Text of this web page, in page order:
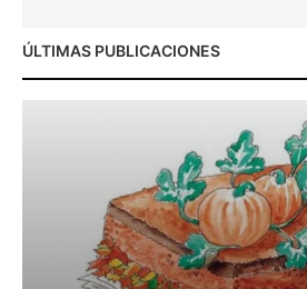
ÚLTIMAS PUBLICACIONES